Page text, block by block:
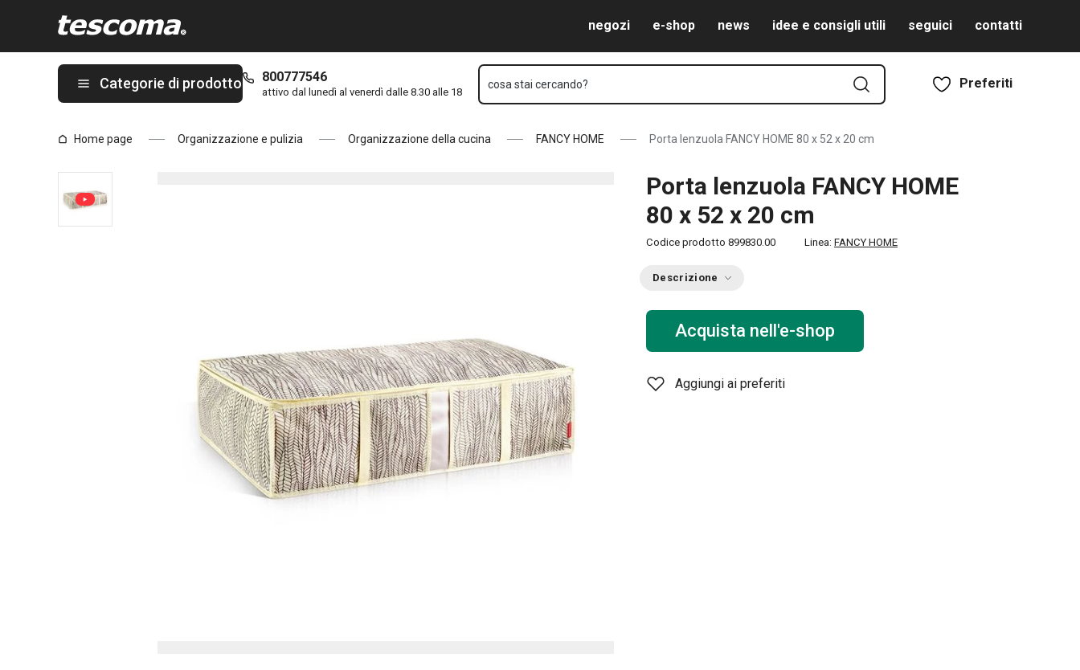
negozi e-shop news idee e consigli utili seguici contatti
Categorie di prodotto 800777546
attivo dal lunedì al venerdì dalle 8.30 alle 18
cosa stai cercando? Preferiti
Home page Organizzazione e pulizia Organizzazione della cucina FANCY HOME Porta lenzuola FANCY HOME 80 x 52 x 20 cm
Porta lenzuola FANCY HOME
80 x 52 x 20 cm
Codice prodotto 899830.00 Linea: FANCY HOME
Descrizione
Acquista nell'e-shop
Aggiungi ai preferiti